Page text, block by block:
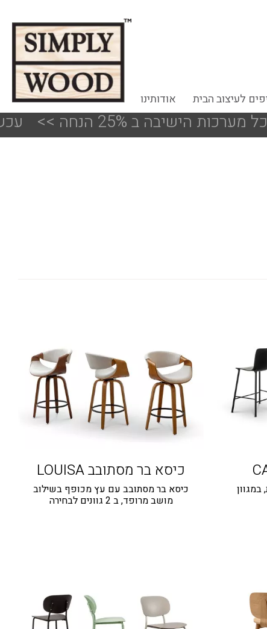
לעיצוב הבית אודותינו
!!! עכשיו 50%-30% הנחה על פריטים מעודפים ותצוגות הסניפים << ב 25% הנחה
כיסא בר מסתובב LOUISA
כיסא בר מסתובב עם עץ מכופף בשילוב
מושב מרופד, ב 2 גוונים לבחירה